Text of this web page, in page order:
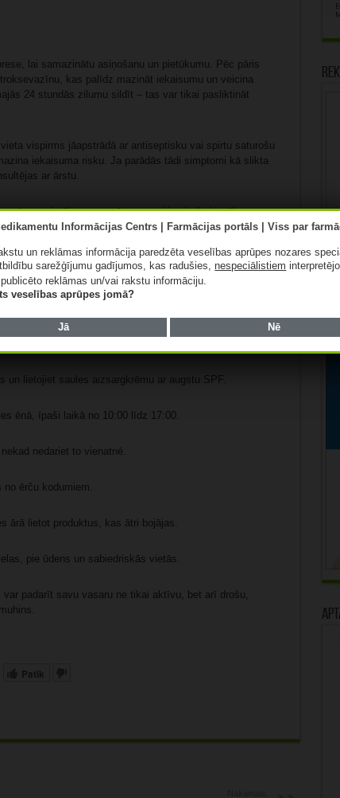
lai samazinātu asiņošanu un pietūkumu. Pēc pāris
kas palīdz mazināt iekaisumu un veicina
24 stundās zilumu sildīt – tas var tikai pasliktināt
vispirms jāapstrādā ar antiseptisku vai spirtu saturošu
iekaisuma risku. Ja parādās tādi simptomi kā slikta
ar ārstu.
sāpes, pietūkumu, apsārtumu vai ierobežo kustības,
situācijām, kad pēc traumas cilvēks nespēj normāli
nosacījumu ievērošanu. Ir svarīgi izvairīties no
ūdens un pārtikas tīrību, kā arī ievērot uzvedības
lietojiet saules aizsargkrēmu ar augstu SPF.
ēnā, īpaši laikā no 10:00 līdz 17:00.
nedariet to vienatnē.
ērču kodumiem.
ārā lietot produktus, kas ātri bojājas.
pie ūdens un sabiedriskās vietās.
padarīt savu vasaru ne tikai aktīvu, bet arī drošu,
Patīk
un reklāmas informācija paredzēta veselības aprūpes nozares
sarežģījumu gadījumos, kas radušies,nespeciālistiem
reklāmas un/vai rakstu informāciju.
veselības aprūpes jomā?
Jā Nē